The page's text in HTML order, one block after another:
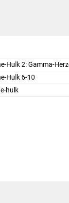
Hulk 2: Gamma-
Hulk 6-10
hulk